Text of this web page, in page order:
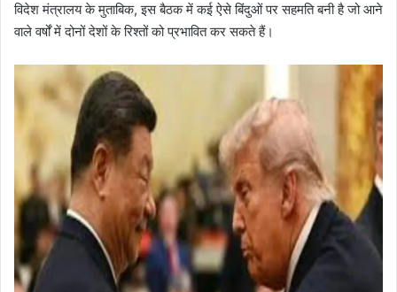
विदेश मंत्रालय के मुताबिक, इस बैठक में कई ऐसे बिंदुओं पर सहमति बनी है जो आने
वाले वर्षों में दोनों देशों के रिश्तों को प्रभावित कर सकते हैं।